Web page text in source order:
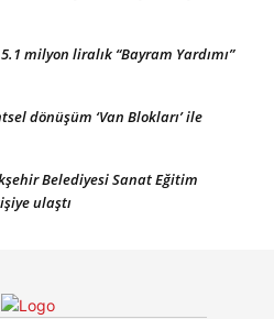
milyon liralık “Bayram Yardımı”
dönüşüm ‘Van Blokları’ ile
Belediyesi Sanat Eğitim
ulaştı